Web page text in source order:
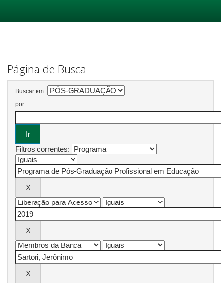
Página de Busca
Buscar em:
por
Filtros correntes: